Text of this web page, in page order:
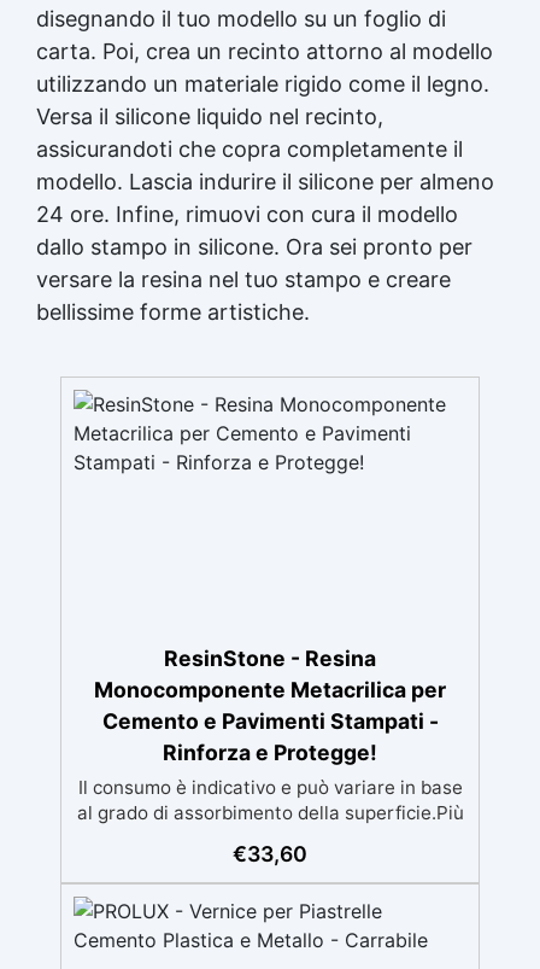
disegnando il tuo modello su un foglio di
carta. Poi, crea un recinto attorno al modello
utilizzando un materiale rigido come il legno.
Versa il silicone liquido nel recinto,
assicurandoti che copra completamente il
modello. Lascia indurire il silicone per almeno
24 ore. Infine, rimuovi con cura il modello
dallo stampo in silicone. Ora sei pronto per
versare la resina nel tuo stampo e creare
bellissime forme artistiche.
ResinStone - Resina
Monocomponente Metacrilica per
Cemento e Pavimenti Stampati -
Rinforza e Protegge!
Il consumo è indicativo e può variare in base
al grado di assorbimento della superficie.Più
quantità di prodotto necessaria.Per un
risultato ottimale, consigliamo di acquistare
una quantità sufficiente per l’applicazione di
almeno due mani. ✅ Resina metacrilica
€33,60